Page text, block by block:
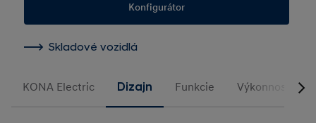
Konfigurátor
Skladové vozidlá
KONA Electric Dizajn Funkcie Výkonnosť